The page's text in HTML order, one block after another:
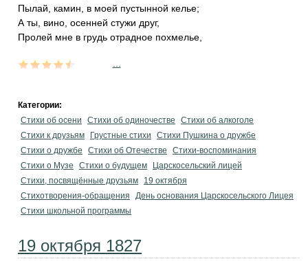
Пылай, камин, в моей пустынной келье;
А ты, вино, осенней стужи друг,
Пролей мне в грудь отрадное похмелье,
Категории:
Стихи об осени
Стихи об одиночестве
Стихи об алкоголе
Стихи к друзьям
Грустные стихи
Стихи Пушкина о дружбе
Стихи о дружбе
Стихи об Отечестве
Стихи-воспоминания
Стихи о Музе
Стихи о будущем
Царскосельский лицей
Стихи, посвящённые друзьям
19 октября
Стихотворения-обращения
День основания Царскосельского Лицея
Стихи школьной программы
19 октября 1827